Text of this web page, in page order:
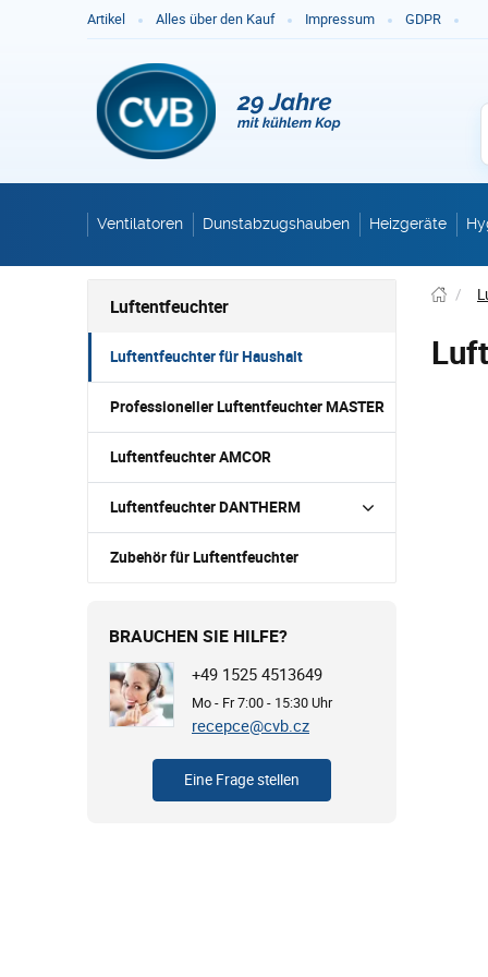
Artikel Alles über den Kauf Impressum GDPR
Ventilatoren Dunstabzugshauben Heizgeräte
/
Luftentfeuchter
Luftentfeuchter für Haushalt
Professioneller Luftentfeuchter MASTER
Luftentfeuchter AMCOR
Luftentfeuchter DANTHERM
Zubehör für Luftentfeuchter
BRAUCHEN SIE HILFE?
+49 1525 4513649
Mo - Fr 7:00 - 15:30 Uhr
recepce@cvb.cz
Eine Frage stellen